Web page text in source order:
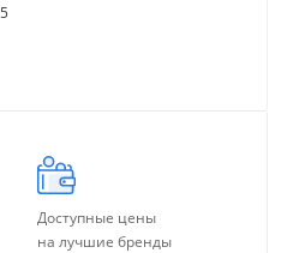
Доступные цены
на лучшие бренды